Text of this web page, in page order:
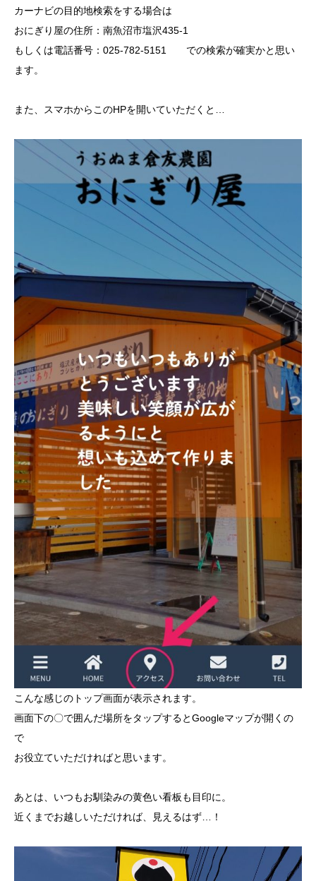
カーナビの目的地検索をする場合は
おにぎり屋の住所：南魚沼市塩沢435-1
もしくは電話番号：025-782-5151 での検索が確実かと思い
ます。
また、スマホからこのHPを開いていただくと…
こんな感じのトップ画面が表示されます。
画面下の〇で囲んだ場所をタップするとGoogleマップが開くの
で
お役立ていただければと思います。
あとは、いつもお馴染みの黄色い看板も目印に。
近くまでお越しいただければ、見えるはず…！